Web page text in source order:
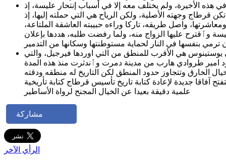
هذه الأخيرة، ولم يختلف معه إلا في أسباب إنتحار عليسة، إذ
وجهته الأصلية، ولكن الرياح هي التي حملته إليها، إذ
واصل طريقه، تاركا وراءه حبيبته العاشقة الملتاعة،
وٱقترح عليها الزواج منه، ولما رفضت طلبه، هددها بإعلان
يوستينوس هي الأقرب للمنطق من التي اوردها فيرجيل، والتي
امير طروادي هارب من مدينة دمرت وٱندثرت منذ هذه المدة
الخارق وتتجاوز حدود المنطق لكن التاريخ له منطقه ودقته
جديدة لإعادة كتابة تاريخ تأسيس قرطاج كتابة تأريخية
علمية دقيقة بعيدا عن الخيال المجنح لرواة الأساطير
مشاركة
الرأي الآخر